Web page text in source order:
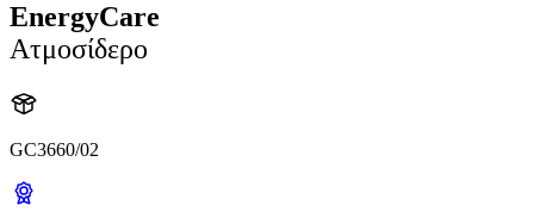
EnergyCare
Ατμοσίδερο
GC3660/02